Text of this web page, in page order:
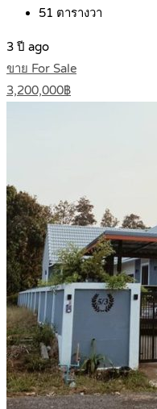
51 ตารางวา
3 ปี ago
ขาย For Sale
3,200,000฿